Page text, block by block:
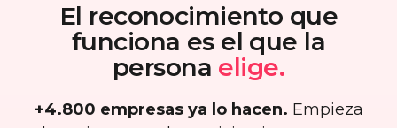
El reconocimiento que
funciona es el que la
persona elige.
+4.800 empresas ya lo hacen. Empieza